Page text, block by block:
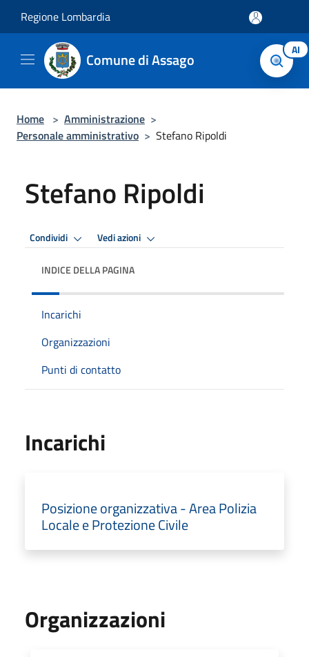
Regione Lombardia
Comune di Assago AI
Home > Amministrazione >
Personale amministrativo > Stefano Ripoldi
Stefano Ripoldi
Condividi Vedi azioni
INDICE DELLA PAGINA
Incarichi
Organizzazioni
Punti di contatto
Incarichi
Posizione organizzativa - Area Polizia
Locale e Protezione Civile
Organizzazioni